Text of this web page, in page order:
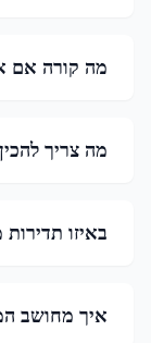
מה קורה אם
מה צריך
באיזו תדירות
איך מחושב